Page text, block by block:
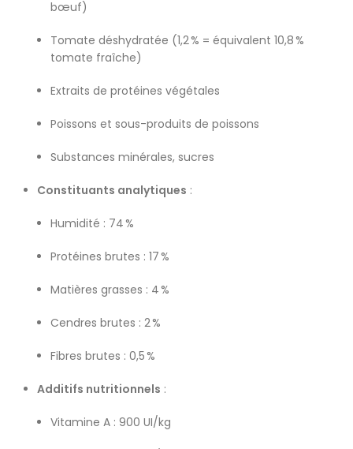
bœuf)
Tomate déshydratée (1,2 % = équivalent 10,8 %
tomate fraîche)
Extraits de protéines végétales
Poissons et sous-produits de poissons
Substances minérales, sucres
Constituants analytiques :
Humidité : 74 %
Protéines brutes : 17 %
Matières grasses : 4 %
Cendres brutes : 2 %
Fibres brutes : 0,5 %
Additifs nutritionnels :
Vitamine A : 900 UI/kg